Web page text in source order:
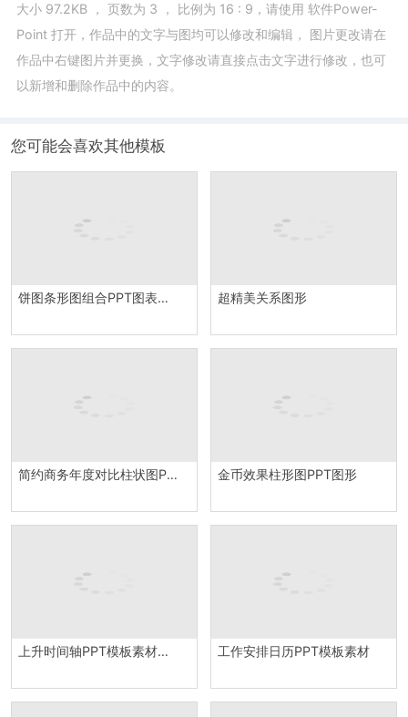
大小 97.2KB， 页数为 3 ， 比例为 16 : 9 ，请使用 软件Power-
Point 打开，作品中的文字与图均可以修改和编辑， 图片更改请在
作品中右键图片并更换，文字修改请直接点击文字进行修改，也可
以新增和删除作品中的内容。
您可能会喜欢其他模板
饼图条形图组合PPT图表素材 超精美关系图形
简约商务年度对比柱状图PPT图表 金币效果柱形图PPT图形
上升时间轴PPT模板素材下载 工作安排日历PPT模板素材